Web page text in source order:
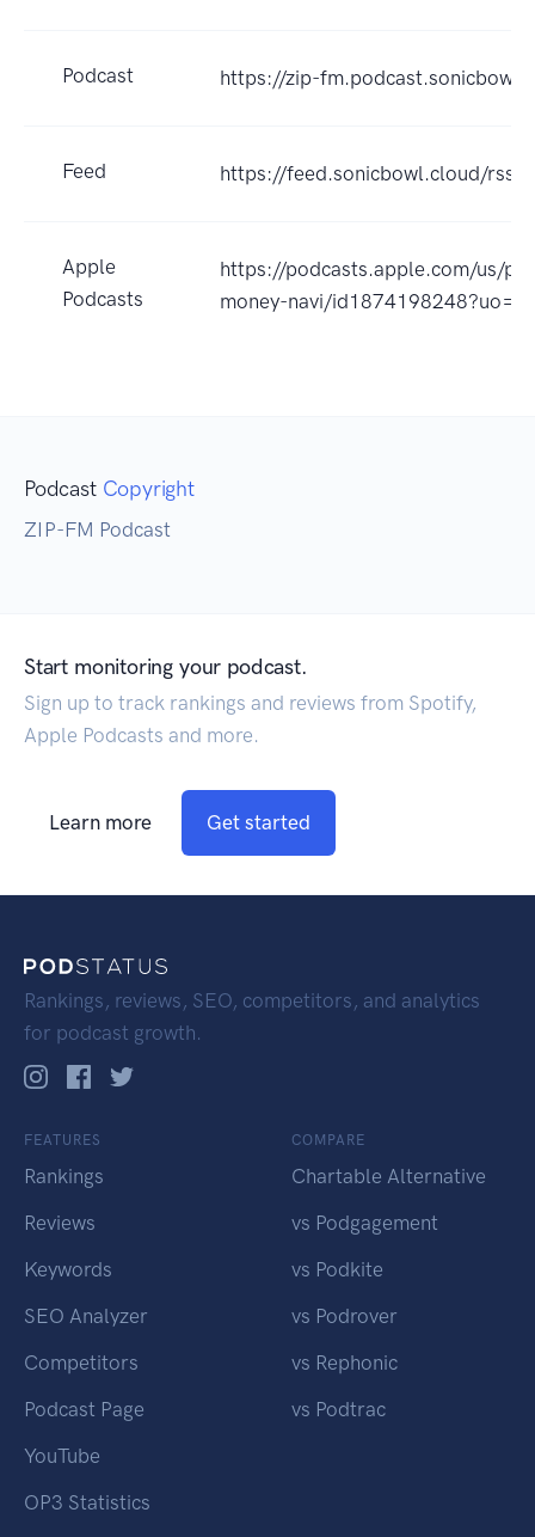
Podcast https://zip-
Feed https://feed.sonicbowl.cloud/
Apple
Podcasts
https://podcasts.apple.com/us/
money-navi/id1874198248?uo=4
Podcast Copyright
ZIP-FM Podcast
Start monitoring your podcast.
Sign up to track rankings and reviews from Spotify,
Apple Podcasts and more.
Learn more Get started
Rankings, reviews, SEO, competitors, and analytics
for podcast growth.
FEATURES
Rankings
Reviews
Keywords
SEO Analyzer
Competitors
Podcast Page
YouTube
OP3 Statistics
COMPARE
Chartable Alternative
vs Podgagement
vs Podkite
vs Podrover
vs Rephonic
vs Podtrac